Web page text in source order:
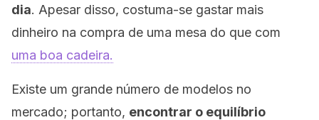
dia. Apesar disso, costuma-se gastar mais
dinheiro na compra de uma mesa do que com
uma boa cadeira.
Existe um grande número de modelos no
mercado; portanto, encontrar o equilíbrio